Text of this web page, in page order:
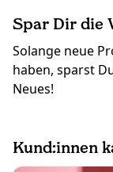
Spar Dir die
Solange neue
haben, sparst
Neues!
Kund:innen